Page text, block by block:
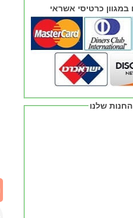
החנות שלנו